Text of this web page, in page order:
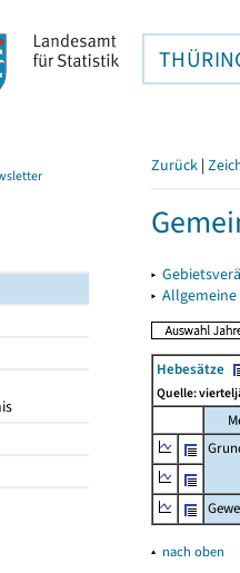
Zurück |
▸
▸
Hebesätze
Quelle:
▴ nach oben